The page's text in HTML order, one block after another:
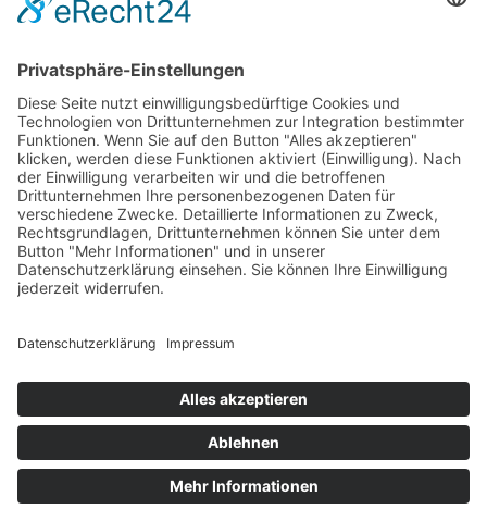
Kreditkarte (VISA & MasterCard)
Support
Kostenlose Beratung vor und nach dem
Kauf!
Qualität
Cookie-Einstellungen ändern